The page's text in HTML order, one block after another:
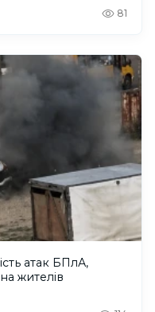
81
атак БПлА,
жителів